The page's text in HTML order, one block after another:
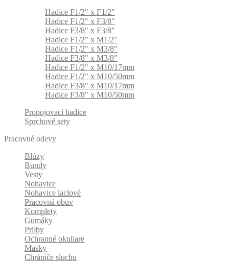
Hadice F1/2" x F1/2"
Hadice F1/2" x F3/8"
Hadice F3/8" x F3/8"
Hadice F1/2" x M1/2"
Hadice F1/2" x M3/8"
Hadice F3/8" x M3/8"
Hadice F1/2" x M10/17mm
Hadice F1/2" x M10/50mm
Hadice F3/8" x M10/17mm
Hadice F3/8" x M10/50mm
Propojovací hadice
Sprchové sety
Pracovné odevy
Blúzy
Bundy
Vesty
Nohavice
Nohavice laclové
Pracovná obuv
Komplety
Gumáky
Prilby
Ochranné okuliare
Masky
Chrániče sluchu